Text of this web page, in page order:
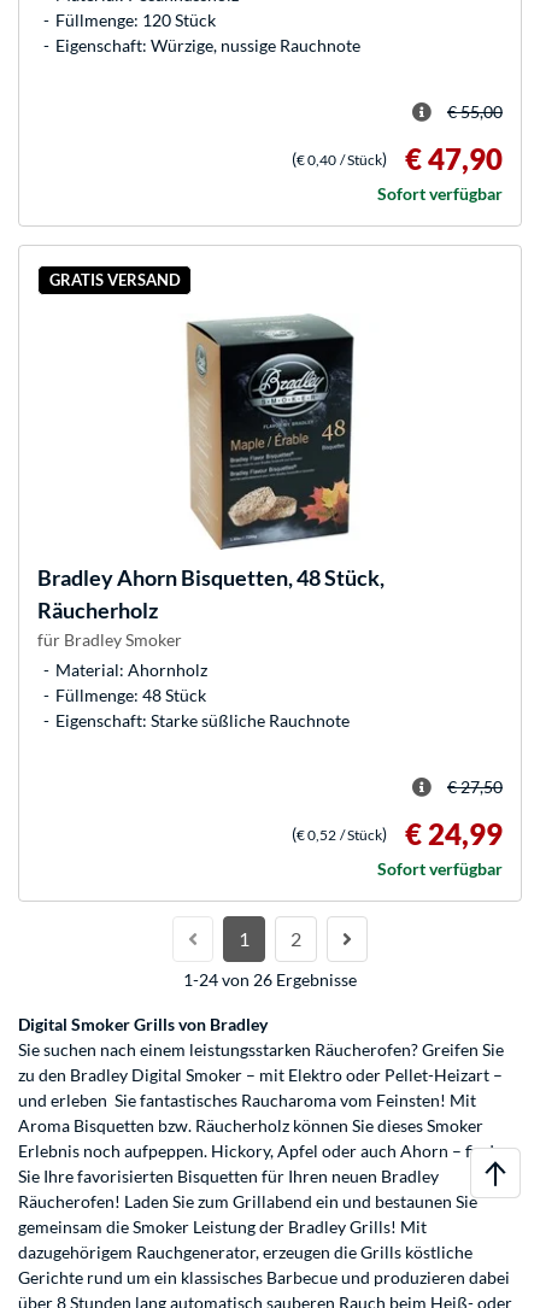
Füllmenge: 120 Stück
Eigenschaft: Würzige, nussige Rauchnote
€ 55,00
(€ 0,40 / Stück) € 47,90
Sofort verfügbar
GRATIS VERSAND
BradleyAhorn Bisquetten, 48 Stück,
Räucherholz
für Bradley Smoker
Material: Ahornholz
Füllmenge: 48 Stück
Eigenschaft: Starke süßliche Rauchnote
€ 27,50
(€ 0,52 / Stück) € 24,99
Sofort verfügbar
1 2
1-24 von 26 Ergebnisse
Digital Smoker Grills von Bradley
Sie suchen nach einem leistungsstarken Räucherofen? Greifen Sie
zu den Bradley Digital Smoker – mit Elektro oder Pellet-Heizart –
und erleben Sie fantastisches Raucharoma vom Feinsten! Mit
Aroma Bisquetten bzw. Räucherholz können Sie dieses Smoker
Erlebnis noch aufpeppen. Hickory, Apfel oder auch Ahorn – finden
Sie Ihre favorisierten Bisquetten für Ihren neuen Bradley
Räucherofen! Laden Sie zum Grillabend ein und bestaunen Sie
gemeinsam die Smoker Leistung der Bradley Grills! Mit
dazugehörigem Rauchgenerator, erzeugen die Grills köstliche
Gerichte rund um ein klassisches Barbecue und produzieren dabei
über 8 Stunden lang automatisch sauberen Rauch beim Heiß- oder